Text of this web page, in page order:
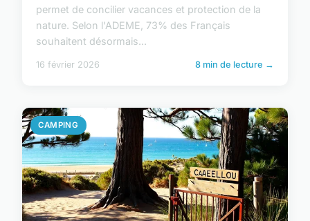
permet de concilier vacances et protection de la
nature. Selon l'ADEME, 73% des Français
souhaitent désormais...
16 février 2026 8 min de lecture →
CAMPING